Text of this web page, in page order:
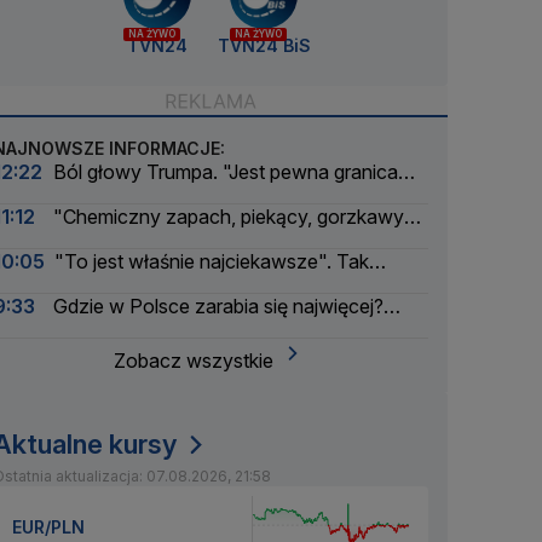
NA ŻYWO
TVN24
NA ŻYWO
TVN24 BiS
INFORMACJE:
Ból głowy Trumpa. "Jest pewna granica
"Chemiczny zapach, piekący, gorzkawy
"To jest właśnie najciekawsze". Tak
Gdzie w Polsce zarabia się najwięcej?
Zobacz wszystkie
kursy
aktualizacja: 07.08.2026, 21:58
EUR/PLN